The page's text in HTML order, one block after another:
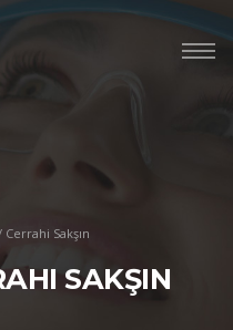
Cerrahi Sakşın
SAKŞIN